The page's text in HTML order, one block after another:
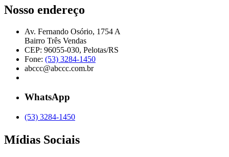
Nosso endereço
Av. Fernando Osório, 1754 A
Bairro Três Vendas
CEP: 96055-030, Pelotas/RS
Fone: (53) 3284-1450
abccc@abccc.com.br
WhatsApp
(53) 3284-1450
Mídias Sociais